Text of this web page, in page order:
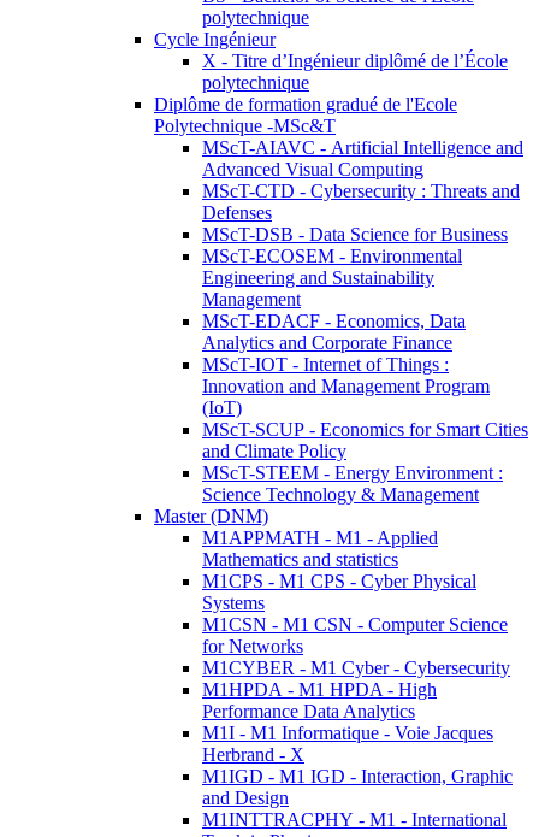
polytechnique
Cycle Ingénieur
X - Titre d’Ingénieur diplômé de l’École
polytechnique
Diplôme de formation gradué de l'Ecole
Polytechnique -MSc&T
MScT-AIAVC - Artificial Intelligence and
Advanced Visual Computing
MScT-CTD - Cybersecurity : Threats and
Defenses
MScT-DSB - Data Science for Business
MScT-ECOSEM - Environmental
Engineering and Sustainability
Management
MScT-EDACF - Economics, Data
Analytics and Corporate Finance
MScT-IOT - Internet of Things :
Innovation and Management Program
(IoT)
MScT-SCUP - Economics for Smart Cities
and Climate Policy
MScT-STEEM - Energy Environment :
Science Technology & Management
Master (DNM)
M1APPMATH - M1 - Applied
Mathematics and statistics
M1CPS - M1 CPS - Cyber Physical
Systems
M1CSN - M1 CSN - Computer Science
for Networks
M1CYBER - M1 Cyber - Cybersecurity
M1HPDA - M1 HPDA - High
Performance Data Analytics
M1I - M1 Informatique - Voie Jacques
Herbrand - X
M1IGD - M1 IGD - Interaction, Graphic
and Design
M1INTTRACPHY - M1 - International